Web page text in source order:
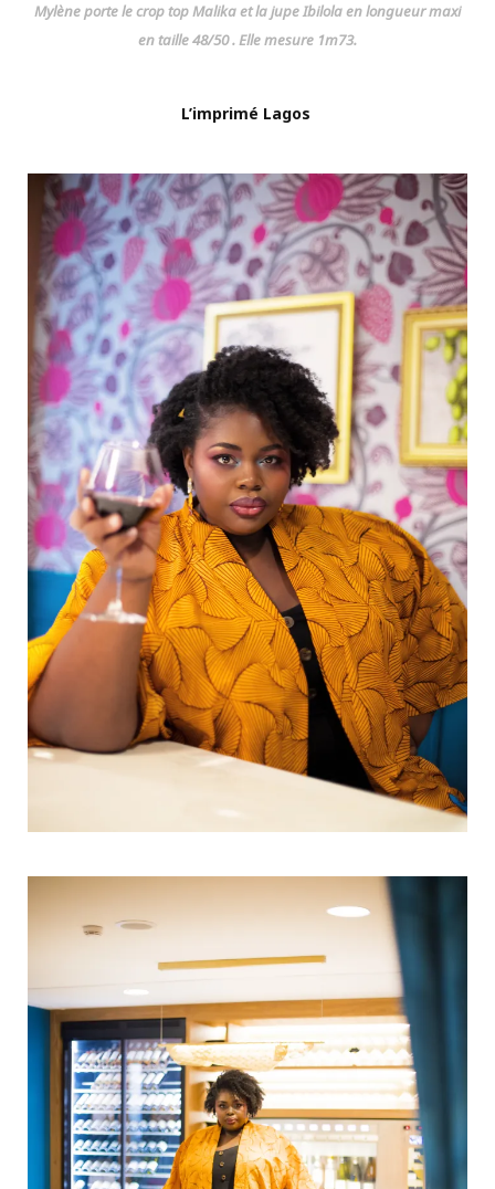
Mylène porte le crop top Malika et la jupe Ibilola en longueur maxi
en taille 48/50 . Elle mesure 1m73.
L’imprimé Lagos